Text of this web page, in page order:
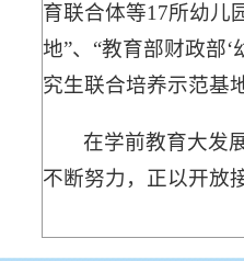
育联合体等17所幼儿
地”、“教育部财政部
究生联合培养示范基
在学前教育大发
不断努力，正以开放